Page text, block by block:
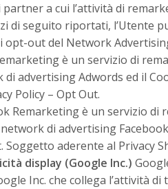
a cui l’attività di
di seguito riportati, l’Utente
opt-out del Network
è un servizio di
advertising Adwords ed il
Policy – Opt Out.
Remarketing è un servizio
di advertising
. Soggetto aderente al Privacy
display (Google Inc.)
Inc. che collega l’attività